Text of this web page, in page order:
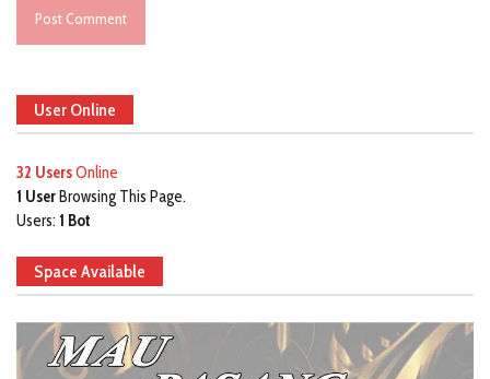
User Online
32 UsersOnline
1 UserBrowsing This Page.
Users: 1 Bot
Space Available